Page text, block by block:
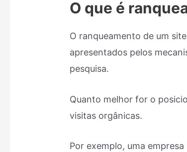
O que é
O ranqueamento de um
apresentados pelos
pesquisa.
Quanto melhor for o
visitas orgânicas.
Por exemplo, uma